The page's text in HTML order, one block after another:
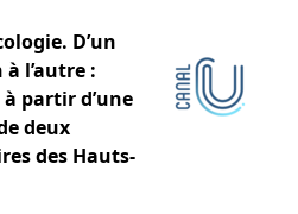
D’un
l’autre :
partir d’une
deux
des Hauts-